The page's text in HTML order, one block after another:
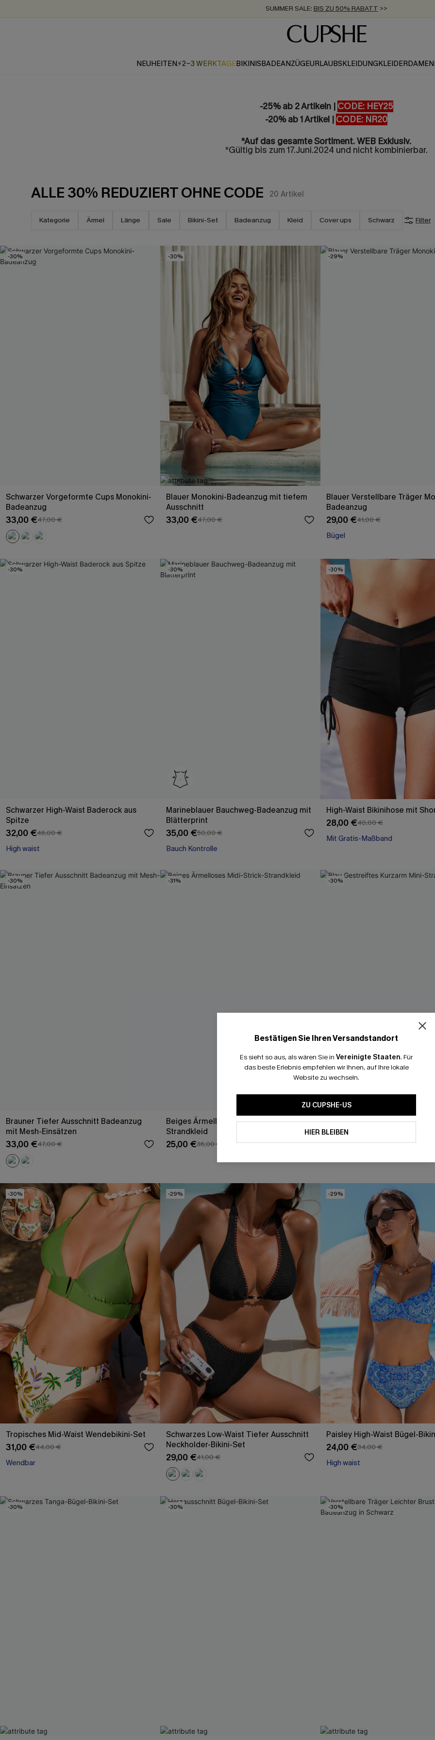
ZUM NEWSLETTER:BIS ZU -20% EXTRA ERHALTEN
KOSTENLOSER VERSAND AB 89 €
NEUHEITEN⚡2-3 WERKTAGEBIKINISBADEANZÜGEURLAUBSKLEIDUNGKLEIDER
-25% ab 2 Artikeln | CODE: HEY25
-20% ab 1 Artikel | CODE: NR20
*Auf das gesamte Sortiment. WEB Exklusiv.
*Gültig bis zum 17.Juni.2024 und nicht kombinierbar.
ALLE 30% REDUZIERT OHNE CODE 20 Artikel
Kategorie Ärmel Länge Sale Bikini-Set Badeanzug Kleid Cover ups Schwarz Filter
-30%
Schwarzer Vorgeformte Cups Monokini-
Badeanzug
33,00 €47,00 €
-30%
Blauer Monokini-Badeanzug mit tiefem
Ausschnitt
33,00 €47,00 €
-29%
Blauer Verstellbare Träger
Badeanzug
29,00 €41,00 €
Bügel
-30%
Schwarzer High-Waist Baderock aus
Spitze
32,00 €46,00 €
High waist
-30%
Marineblauer Bauchweg-Badeanzug mit
Blätterprint
35,00 €50,00 €
Bauch Kontrolle
-30%
High-Waist Bikinihose mit
28,00 €40,00 €
Mit Gratis-Maßband
High waist
-30%
Brauner Tiefer Ausschnitt Badeanzug
mit Mesh-Einsätzen
33,00 €47,00 €
-31%
Beiges Ärmelloses Midi-Strick-
Strandkleid
25,00 €36,00 €
-30%
Blau Gestreiftes Kurzarm
Strandkleid
26,00 €37,00 €
-30%
Tropisches Mid-Waist Wendebikini-Set
31,00 €44,00 €
Wendbar
-29%
Schwarzes Low-Waist Tiefer Ausschnitt
Neckholder-Bikini-Set
29,00 €41,00 €
-29%
Paisley High-Waist Bügel-
24,00 €34,00 €
High waist
-30% -30% -30%
Bestätigen Sie Ihren Versandstandort
Es sieht so aus, als wären Sie in Vereinigte Staaten. Für
das beste Erlebnis empfehlen wir Ihnen, auf Ihre lokale
Website zu wechseln.
ZU CUPSHE-US
HIER BLEIBEN